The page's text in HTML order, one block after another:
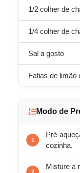
1/2 colher de
1/4 colher de
Sal a gosto
Fatias de limão
Modo de
Pré-
cozinha.
Misture a